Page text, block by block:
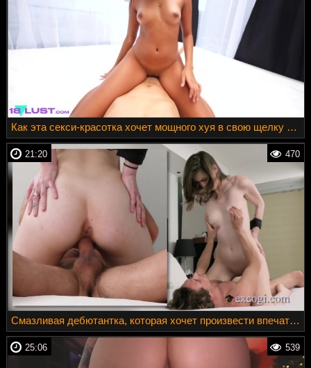
Как эта секси-красотка хочет мощного хуя в свою щелку без лишних слов
470
21:20
Смазливая дебютантка, которая хочет произвести впечатление
539
25:06